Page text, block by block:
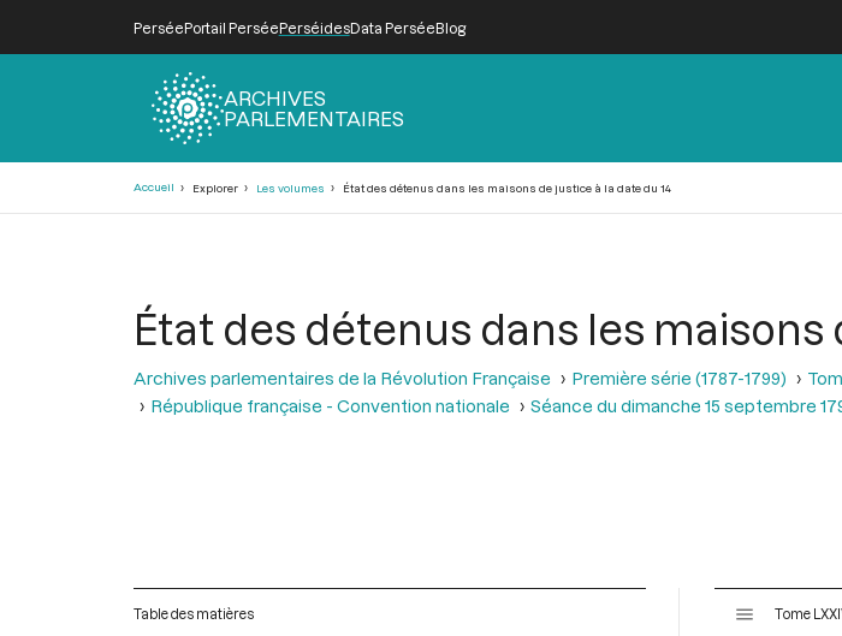
PerséePortail PerséePerséidesData PerséeBlog
ARCHIVES
PARLEMENTAIRES
Accueil Explorer Les volumes État des détenus dans les maisons de justice à la date du 14
État des détenus dans les maisons
Archives parlementaires de la Révolution Française Première série (1787-1799)
République française - Convention nationale
Séance du dimanche 15 septembre
Table des matières Tome